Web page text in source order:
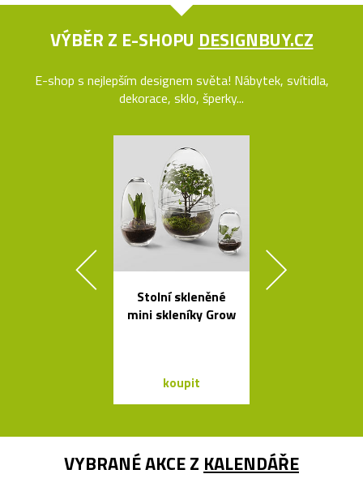
VÝBĚR Z E-SHOPU DESIGNBUY.CZ
E-shop s nejlepším designem světa! Nábytek, svítidla,
dekorace, sklo, šperky...
Stolní skleněné
mini skleníky Grow
koupit
VYBRANÉ AKCE Z KALENDÁŘE